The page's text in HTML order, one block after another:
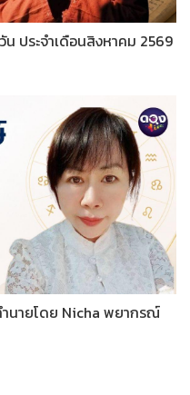
ประจำเดือนสิงหาคม 2569
ำนายโดย Nicha พยากรณ์